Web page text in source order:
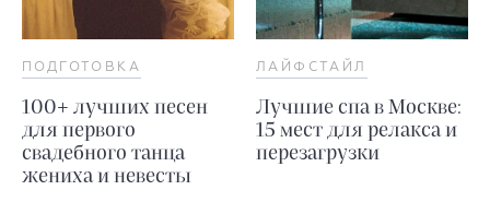
ПОДГОТОВКА
100+ лучших песен
для первого
свадебного танца
жениха и невесты
ЛАЙФСТАЙЛ
Лучшие спа в Москве:
15 мест для релакса и
перезагрузки